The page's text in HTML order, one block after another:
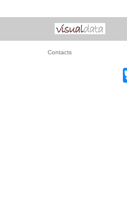
Contacts